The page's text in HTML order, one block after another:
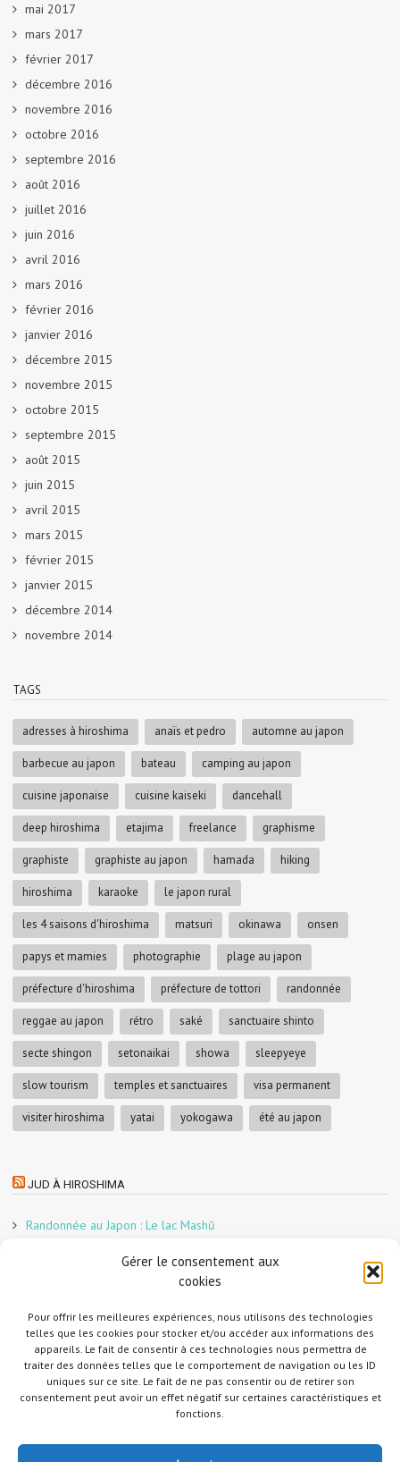
Gérer le consentement aux
cookies
Pour offrir les meilleures expériences, nous utilisons des technologies
telles que les cookies pour stocker et/ou accéder aux informations des
appareils. Le fait de consentir à ces technologies nous permettra de
traiter des données telles que le comportement de navigation ou les ID
uniques sur ce site. Le fait de ne pas consentir ou de retirer son
consentement peut avoir un effet négatif sur certaines caractéristiques et
fonctions.
mai 2017
mars 2017
février 2017
décembre 2016
novembre 2016
octobre 2016
septembre 2016
août 2016
juillet 2016
juin 2016
avril 2016
mars 2016
février 2016
janvier 2016
décembre 2015
novembre 2015
octobre 2015
septembre 2015
août 2015
juin 2015
avril 2015
mars 2015
février 2015
janvier 2015
décembre 2014
novembre 2014
TAGS
adresses à hiroshima anaïs et pedro automne au japon
barbecue au japon bateau camping au japon
cuisine japonaise cuisine kaiseki dancehall
deep hiroshima etajima freelance graphisme
graphiste graphiste au japon hamada hiking
hiroshima karaoke le japon rural
les 4 saisons d'hiroshima matsuri okinawa onsen
papys et mamies photographie plage au japon
préfecture d'hiroshima préfecture de tottori randonnée
reggae au japon rétro saké sanctuaire shinto
secte shingon setonaikai showa sleepyeye
slow tourism temples et sanctuaires visa permanent
visiter hiroshima yatai yokogawa été au japon
JUD À HIROSHIMA
Randonnée au Japon : Le lac Mashū
En direct sur Adobe France !
Un café et des cabanes dans la forêt
Slow Tourism à Tomo-no-Ura
Slow tourism à Onomichi
Randonnée au Japon : Le Mont Daisen
Randonnée au Japon : Le Mont Misen